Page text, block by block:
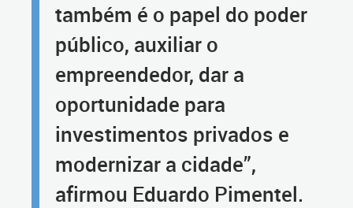
também é o papel do poder
público, auxiliar o
empreendedor, dar a
oportunidade para
investimentos privados e
modernizar a cidade”,
afirmou Eduardo Pimentel.